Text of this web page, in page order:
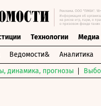
Технологии Медиа
Ведомости& Аналитика
динамика, прогнозы